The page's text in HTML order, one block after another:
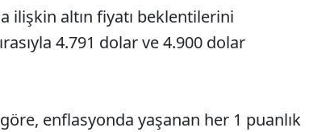
ilişkin altın fiyatı beklentilerini
4.791 dolar ve 4.900 dolar
enflasyonda yaşanan her 1 puanlık